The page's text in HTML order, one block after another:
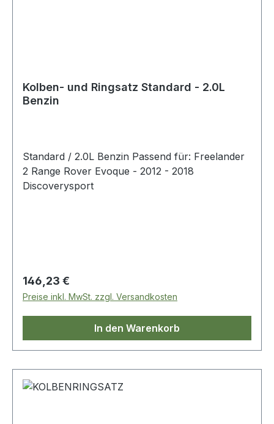
Kolben- und Ringsatz Standard - 2.0L
Benzin
Standard / 2.0L Benzin Passend für: Freelander
2 Range Rover Evoque - 2012 - 2018
Discoverysport
Regulärer Preis:
146,23 €
Preise inkl. MwSt. zzgl. Versandkosten
In den Warenkorb